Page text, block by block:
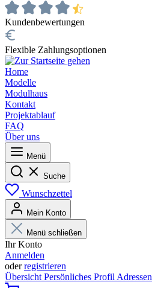
Kundenbewertungen
Flexible Zahlungsoptionen
Home
Modelle
Modulhaus
Kontakt
Projektablauf
FAQ
Über uns
Menü
Suche
Wunschzettel
Mein Konto
Menü schließen
Ihr Konto
Anmelden
oderregistrieren
Übersicht Persönliches Profil Adressen